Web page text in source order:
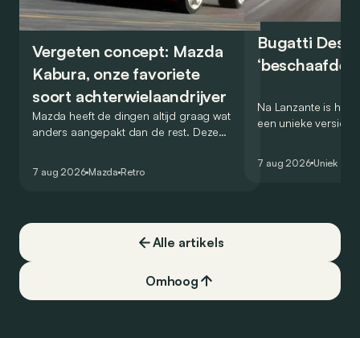
Vergeten concept: Mazda
Kabura, onze favoriete
soort achterwielaandrijver
Mazda heeft de dingen altijd graag wat
anders aangepakt dan de rest. Deze
7 aug 2026 Mazda Retro
Bugatti
‘beschaafde’
Na Lanzante is het
een unieke versie
7 aug 2026 Uniek
Alle artikels
Omhoog